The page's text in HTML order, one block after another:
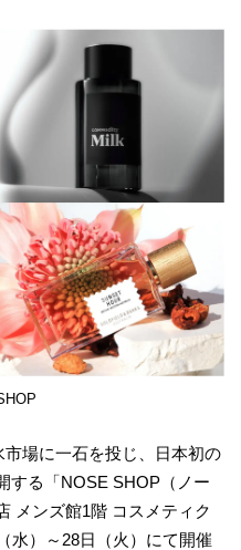
市場に一石を投じ、日本初の
する「NOSE SHOP（ノー
メンズ館1階 コスメティク
水）～28日（火）にて開催